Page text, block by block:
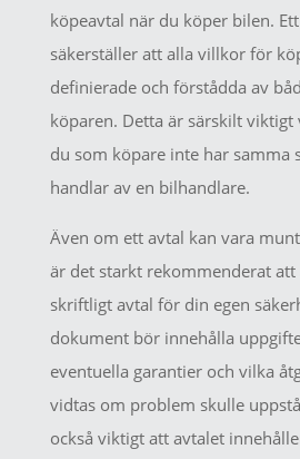
köpeavtal när du köper bilen.
säkerställer att alla villkor för
definierade och förstådda av
köparen. Detta är särskilt
du som köpare inte har samma
handlar av en bilhandlare.
Även om ett avtal kan vara
är det starkt rekommenderat
skriftligt avtal för din egen
dokument bör innehålla
eventuella garantier och vilka
vidtas om problem skulle
också viktigt att avtalet